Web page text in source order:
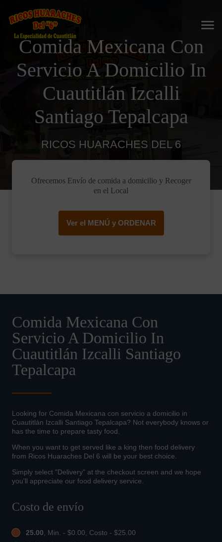
Comida Mexicana Con
Servicio A Domicilio In
Cuautitlán Izcalli
Santiago Tepalcapa
RICOS HUARACHES DEL 6
Ofrecemos Envío de comida a domicilio y Recoger
en el Local
Ver el MENÚ y ORDENAR
Comida Mexicana Con
Servicio A Domicilio In
Cuautitlán Izcalli Santiago
Tepalcapa
Looking for Comida Mexicana con servicio a domicilio in
Cuautitlán Izcalli Santiago Tepalcapa? Not everybody knows or
has the time to prepare tasty food.
When you want to get served like a king then food delivery
from Ricos Huaraches Del 6 will be your best choice.
Simply select "Delivery" at the checkout screen and we hope
you'll appreciate our food delivery service.
Costo de envío
25.00, Min. - $0.00, Costo - $25.00